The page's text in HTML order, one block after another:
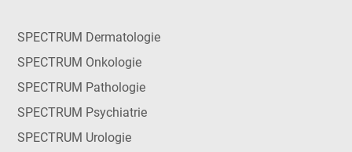
SPECTRUM Dermatologie
SPECTRUM Onkologie
SPECTRUM Pathologie
SPECTRUM Psychiatrie
SPECTRUM Urologie